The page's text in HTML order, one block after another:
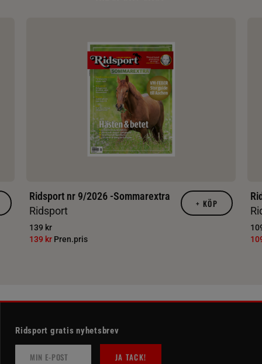
Ridsport nr 9/2026 -Sommarextra
Ridsport
139 kr
139 kr Pren.pris
+ KÖP
Ridsport gratis nyhetsbrev
JA TACK!